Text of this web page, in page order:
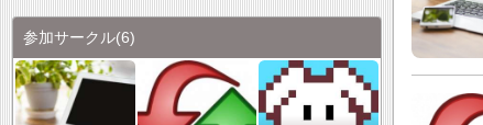
参加サークル(6)